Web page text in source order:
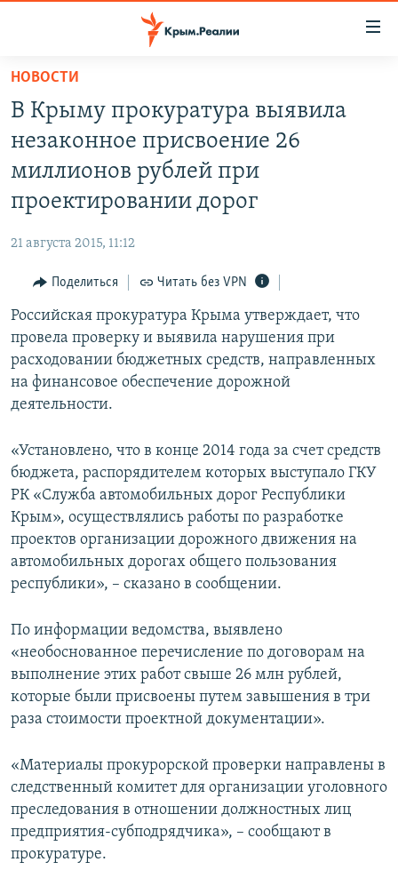
Вернуться
основному
содержанию
главной
Вернутся
поиску
СПЕЦПРОЕКТЫ
ИНТЕРАКТИВ
ИНФОГРАФИКА
ТЕЛЕПРОЕКТ КРЫМ.РЕАЛИИ
СОВЕТЫ ПРАВОЗАЩИТНИКОВ
ПРОПАВШИЕ БЕЗ ВЕСТИ
КРЫМ.НЕПОКОРЕННЫЙ
ELIFBE
УКРАИНСКАЯ ПРОБЛЕМА КРЫМА
РАДІО СВОБОДА
КАК ОБОЙТИ БЛОКИРОВКУ
Українською
Qırımtatar
ПРИСОЕДИНЯЙТЕСЬ!
Все сайты RFE/RL
НОВОСТИ
В Крыму прокуратура выявила
незаконное присвоение 26
миллионов рублей при
проектировании дорог
21 августа 2015, 11:12
Поделиться Читать без VPN
Российская прокуратура Крыма утверждает, что
провела проверку и выявила нарушения при
расходовании бюджетных средств, направленных
на финансовое обеспечение дорожной
деятельности.
«Установлено, что в конце 2014 года за счет средств
бюджета, распорядителем которых выступало ГКУ
РК «Служба автомобильных дорог Республики
Крым», осуществлялись работы по разработке
проектов организации дорожного движения на
автомобильных дорогах общего пользования
республики», – сказано в сообщении.
По информации ведомства, выявлено
«необоснованное перечисление по договорам на
выполнение этих работ свыше 26 млн рублей,
которые были присвоены путем завышения в три
раза стоимости проектной документации».
«Материалы прокурорской проверки направлены в
следственный комитет для организации уголовного
преследования в отношении должностных лиц
предприятия-субподрядчика», – сообщают в
прокуратуре.